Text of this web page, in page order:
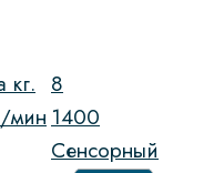
кг. 8
мин 1400
Сенсорный